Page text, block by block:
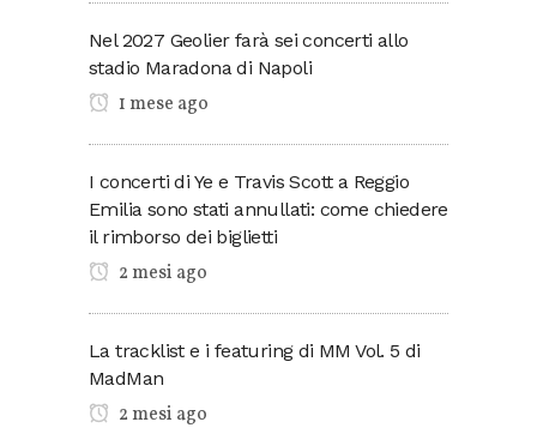
Nel 2027 Geolier farà sei concerti allo
stadio Maradona di Napoli
1 mese ago
I concerti di Ye e Travis Scott a Reggio
Emilia sono stati annullati: come chiedere
il rimborso dei biglietti
2 mesi ago
La tracklist e i featuring di MM Vol. 5 di
MadMan
2 mesi ago